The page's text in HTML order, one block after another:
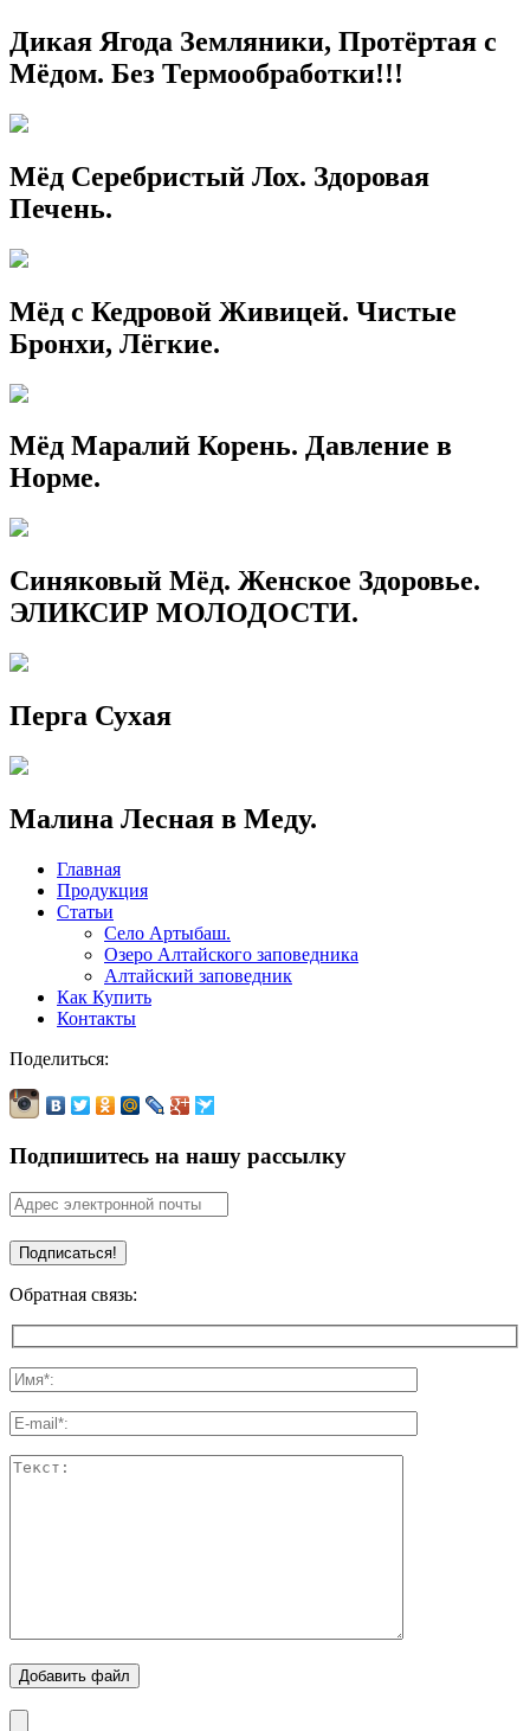
Дикая Ягода Земляники, Протёртая с
Мёдом. Без Термообработки!!!
Мёд Серебристый Лох. Здоровая
Печень.
Мёд с Кедровой Живицей. Чистые
Бронхи, Лёгкие.
Мёд Маралий Корень. Давление в
Норме.
Синяковый Мёд. Женское Здоровье.
ЭЛИКСИР МОЛОДОСТИ.
Перга Сухая
Малина Лесная в Меду.
Главная
Продукция
Статьи
Село Артыбаш.
Озеро Алтайского заповедника
Алтайский заповедник
Как Купить
Контакты
Поделиться:
Подпишитесь на нашу рассылку
Обратная связь:
Добавить файл